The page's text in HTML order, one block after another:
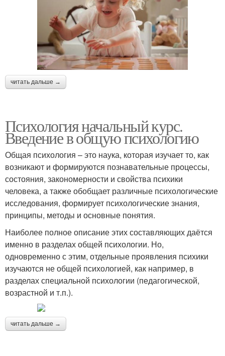
читать дальше →
Психология начальный курс.
Введение в общую психологию
Общая психология – это наука, которая изучает то, как
возникают и формируются познавательные процессы,
состояния, закономерности и свойства психики
человека, а также обобщает различные психологические
исследования, формирует психологические знания,
принципы, методы и основные понятия.
Наиболее полное описание этих составляющих даётся
именно в разделах общей психологии. Но,
одновременно с этим, отдельные проявления психики
изучаются не общей психологией, как например, в
разделах специальной психологии (педагогической,
возрастной и т.п.).
читать дальше →